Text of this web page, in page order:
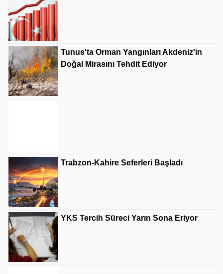
Tunus'ta Orman Yangınları Akdeniz'in
Doğal Mirasını Tehdit Ediyor
Trabzon-Kahire Seferleri Başladı
YKS Tercih Süreci Yarın Sona Eriyor